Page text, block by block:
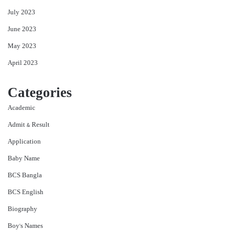
July 2023
June 2023
May 2023
April 2023
Categories
Academic
Admit & Result
Application
Baby Name
BCS Bangla
BCS English
Biography
Boy's Names